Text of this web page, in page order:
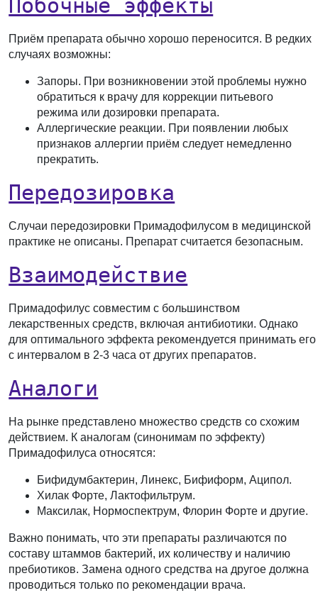
Побочные эффекты
Приём препарата обычно хорошо переносится. В редких
случаях возможны:
Запоры. При возникновении этой проблемы нужно
обратиться к врачу для коррекции питьевого
режима или дозировки препарата.
Аллергические реакции. При появлении любых
признаков аллергии приём следует немедленно
прекратить.
Передозировка
Случаи передозировки Примадофилусом в медицинской
практике не описаны. Препарат считается безопасным.
Взаимодействие
Примадофилус совместим с большинством
лекарственных средств, включая антибиотики. Однако
для оптимального эффекта рекомендуется принимать его
с интервалом в 2-3 часа от других препаратов.
Аналоги
На рынке представлено множество средств со схожим
действием. К аналогам (синонимам по эффекту)
Примадофилуса относятся:
Бифидумбактерин, Линекс, Бифиформ, Аципол.
Хилак Форте, Лактофильтрум.
Максилак, Нормоспектрум, Флорин Форте и другие.
Важно понимать, что эти препараты различаются по
составу штаммов бактерий, их количеству и наличию
пребиотиков. Замена одного средства на другое должна
проводиться только по рекомендации врача.